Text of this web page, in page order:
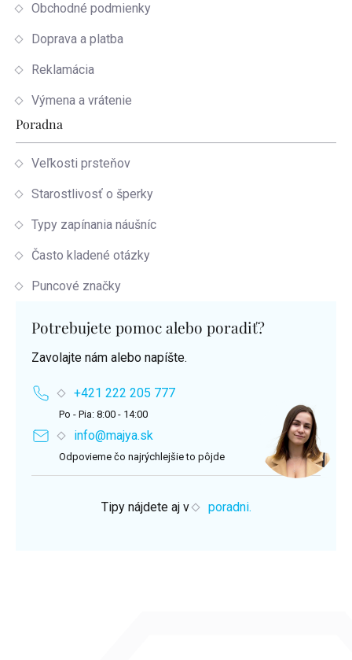
Obchodné podmienky
Doprava a platba
Reklamácia
Výmena a vrátenie
Poradna
Veľkosti prsteňov
Starostlivosť o šperky
Typy zapínania náušníc
Často kladené otázky
Puncové značky
Potrebujete pomoc alebo poradiť?
Zavolajte nám alebo napíšte.
+421 222 205 777
Po - Pia: 8:00 - 14:00
info@majya.sk
Odpovieme čo najrýchlejšie to pôjde
Tipy nájdete aj v poradni.